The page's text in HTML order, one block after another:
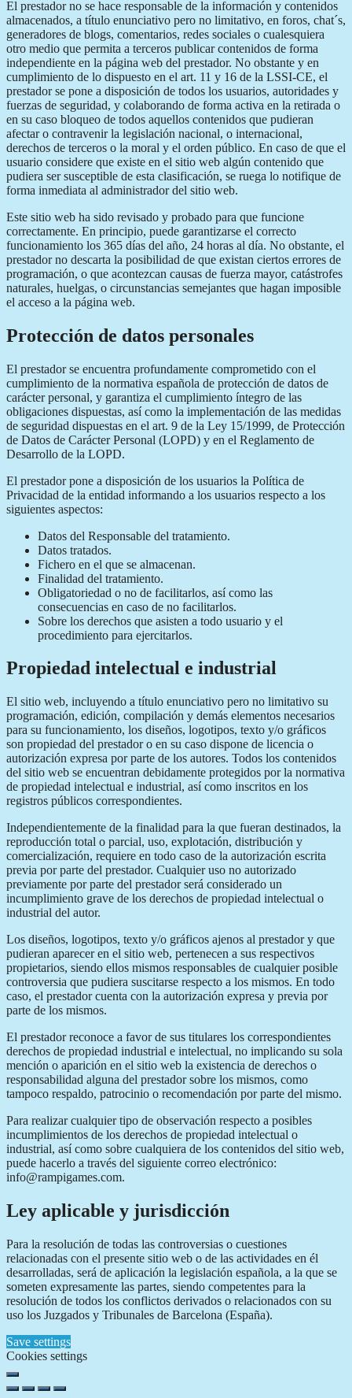
El prestador no se hace responsable de la información y contenidos
almacenados, a título enunciativo pero no limitativo, en foros, chat´s,
generadores de blogs, comentarios, redes sociales o cualesquiera
otro medio que permita a terceros publicar contenidos de forma
independiente en la página web del prestador. No obstante y en
cumplimiento de lo dispuesto en el art. 11 y 16 de la LSSI-CE, el
prestador se pone a disposición de todos los usuarios, autoridades y
fuerzas de seguridad, y colaborando de forma activa en la retirada o
en su caso bloqueo de todos aquellos contenidos que pudieran
afectar o contravenir la legislación nacional, o internacional,
derechos de terceros o la moral y el orden público. En caso de que el
usuario considere que existe en el sitio web algún contenido que
pudiera ser susceptible de esta clasificación, se ruega lo notifique de
forma inmediata al administrador del sitio web.
Este sitio web ha sido revisado y probado para que funcione
correctamente. En principio, puede garantizarse el correcto
funcionamiento los 365 días del año, 24 horas al día. No obstante, el
prestador no descarta la posibilidad de que existan ciertos errores de
programación, o que acontezcan causas de fuerza mayor, catástrofes
naturales, huelgas, o circunstancias semejantes que hagan imposible
el acceso a la página web.
Protección de datos personales
El prestador se encuentra profundamente comprometido con el
cumplimiento de la normativa española de protección de datos de
carácter personal, y garantiza el cumplimiento íntegro de las
obligaciones dispuestas, así como la implementación de las medidas
de seguridad dispuestas en el art. 9 de la Ley 15/1999, de Protección
de Datos de Carácter Personal (LOPD) y en el Reglamento de
Desarrollo de la LOPD.
El prestador pone a disposición de los usuarios la Política de
Privacidad de la entidad informando a los usuarios respecto a los
siguientes aspectos:
Datos del Responsable del tratamiento.
Datos tratados.
Fichero en el que se almacenan.
Finalidad del tratamiento.
Obligatoriedad o no de facilitarlos, así como las
consecuencias en caso de no facilitarlos.
Sobre los derechos que asisten a todo usuario y el
procedimiento para ejercitarlos.
Propiedad intelectual e industrial
El sitio web, incluyendo a título enunciativo pero no limitativo su
programación, edición, compilación y demás elementos necesarios
para su funcionamiento, los diseños, logotipos, texto y/o gráficos
son propiedad del prestador o en su caso dispone de licencia o
autorización expresa por parte de los autores. Todos los contenidos
del sitio web se encuentran debidamente protegidos por la normativa
de propiedad intelectual e industrial, así como inscritos en los
registros públicos correspondientes.
Independientemente de la finalidad para la que fueran destinados, la
reproducción total o parcial, uso, explotación, distribución y
comercialización, requiere en todo caso de la autorización escrita
previa por parte del prestador. Cualquier uso no autorizado
previamente por parte del prestador será considerado un
incumplimiento grave de los derechos de propiedad intelectual o
industrial del autor.
Los diseños, logotipos, texto y/o gráficos ajenos al prestador y que
pudieran aparecer en el sitio web, pertenecen a sus respectivos
propietarios, siendo ellos mismos responsables de cualquier posible
controversia que pudiera suscitarse respecto a los mismos. En todo
caso, el prestador cuenta con la autorización expresa y previa por
parte de los mismos.
El prestador reconoce a favor de sus titulares los correspondientes
derechos de propiedad industrial e intelectual, no implicando su sola
mención o aparición en el sitio web la existencia de derechos o
responsabilidad alguna del prestador sobre los mismos, como
tampoco respaldo, patrocinio o recomendación por parte del mismo.
Para realizar cualquier tipo de observación respecto a posibles
incumplimientos de los derechos de propiedad intelectual o
industrial, así como sobre cualquiera de los contenidos del sitio web,
puede hacerlo a través del siguiente correo electrónico:
info@rampigames.com.
Ley aplicable y jurisdicción
Para la resolución de todas las controversias o cuestiones
relacionadas con el presente sitio web o de las actividades en él
desarrolladas, será de aplicación la legislación española, a la que se
someten expresamente las partes, siendo competentes para la
resolución de todos los conflictos derivados o relacionados con su
uso los Juzgados y Tribunales de Barcelona (España).
Save settings
Cookies settings